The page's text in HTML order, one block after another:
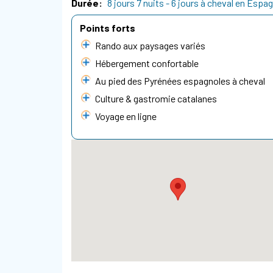
Durée 8 jours 7 nuits - 6 jours à cheval en
Points forts
Rando aux paysages variés
Hébergement confortable
Au pied des Pyrénées espagnoles à cheval
Culture & gastromie catalanes
Voyage en ligne